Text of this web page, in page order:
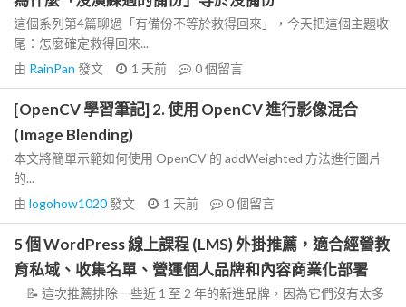
這個系列第4篇聊過「有備份不等於救得回來」，今天把這個主題收
尾：怎麼確定救得回來...
由 RainPan 發文 1 天前 0個留言
[OpenCV 學習筆記] 2. 使用 OpenCV 進行影像混合
(Image Blending)
本文將簡單示範如何使用 OpenCV 的 addWeighted 方法進行圖片
的...
由 logohow1020發文 1 天前 0個留言
5 個 WordPress 線上課程 (LMS) 外掛推薦，適合經營教
育私域、收集名單、營運個人品牌和內容商業化部署
📝 這次推薦排除一些近 1 至 2 年的新進品牌，因為它們沒有太多